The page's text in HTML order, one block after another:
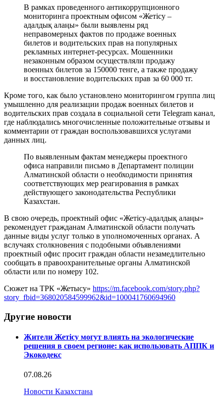
В рамках проведенного антикоррупционного
мониторинга проектным офисом «Жетісу –
адалдық алаңы» были выявлены ряд
неправомерных фактов по продаже военных
билетов и водительских прав на популярных
рекламных интернет-ресурсах. Мошенники
незаконным образом осуществляли продажу
военных билетов за 150000 тенге, а также продажу
и восстановление водительских прав за 60 000 тг.
Кроме того, как было установлено мониторингом группа лиц
умышленно для реализации продаж военных билетов и
водительских прав создала в социальной сети Telegram канал,
где наблюдались многочисленные положительные отзывы и
комментарии от граждан воспользовавшихся услугами
данных лиц.
По выявленным фактам менеджеры проектного
офиса направили письмо в Департамент полиции
Алматинской области о необходимости принятия
соответствующих мер реагирования в рамках
действующего законодательства Республики
Казахстан.
В свою очередь, проектный офис «Жетісу-адалдық алаңы»
рекомендует гражданам Алматинской области получать
данные виды услуг только в уполномоченных органах. А
вслучаях столкновения с подобными объявлениями
проектный офис просит граждан области незамедлительно
сообщать в правоохранительные органы Алматинской
области или по номеру 102.
Сюжет на ТРК «Жетысу» https://m.facebook.com/story.php?
story_fbid=368020584599962&id=100041760694960
Другие новости
Жители Жетісу могут влиять на экологические
решения в своем регионе: как использовать АППК и
Экокодекс
07.08.26
Новости Казахстана